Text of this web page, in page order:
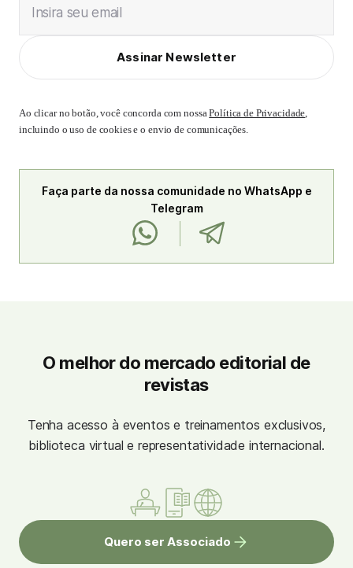
Insira seu email
Assinar Newsletter
Ao clicar no botão, você concorda com nossaPolítica de Privacidade,
incluindo o uso de cookies e o envio de comunicações.
Faça parte da nossa comunidade no WhatsApp e
Telegram
O melhor do mercado editorial de
revistas
Tenha acesso à eventos e treinamentos exclusivos,
biblioteca virtual e representatividade internacional.
Quero ser Associado